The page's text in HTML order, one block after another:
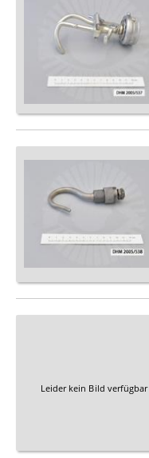
Leider kein Bild verfügbar